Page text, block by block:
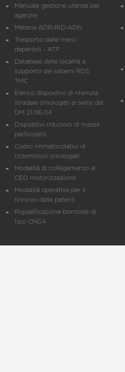
Manuale gestione utenze per
agenzie
Materia ADR-RID-ADN
Trasporto delle merci
deperibili - ATP
Database delle località a
supporto dei sistemi RDS
TMC
Elenco dispositivi di ritenuta
stradale omologati ai sensi del
DM 21.06.04
Dispositivi riduzioni di massa
particolato
Codici immatricolativi di
ciclomotori omologati
Modalità di collegamento al
CED motorizzazione
Modalità operative per il
rinnovo delle patenti
Riqualificazione bombole di
tipo CNG4